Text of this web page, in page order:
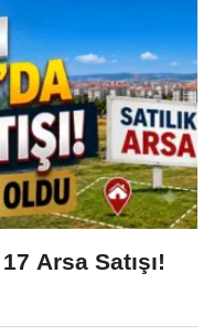
Arsa Satışı!